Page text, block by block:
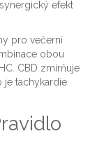
efekt
pro večerní
obou
CBD zmírňuje
je tachykardie